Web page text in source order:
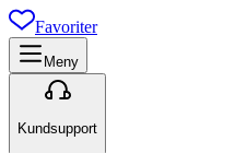
Favoriter
Meny
Kundsupport